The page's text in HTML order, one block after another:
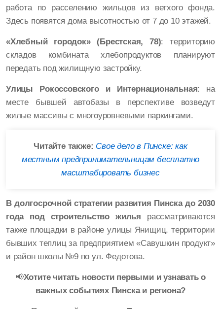
работа по расселению жильцов из ветхого фонда.
Здесь появятся дома высотностью от 7 до 10 этажей.
«Хлебный городок» (Брестская, 78): территорию
складов комбината хлебопродуктов планируют
передать под жилищную застройку.
Улицы Рокоссовского и Интернациональная: на
месте бывшей автобазы в перспективе возведут
жилые массивы с многоуровневыми паркингами.
Читайте также: Свое дело в Пинске: как
местным предпринимательницам бесплатно
масштабировать бизнес
В долгосрочной стратегии развития Пинска до 2030
года под строительство жилья рассматриваются
также площадки в районе улицы Янищиц, территории
бывших теплиц за предприятием «Савушкин продукт»
и район школы №9 по ул. Федотова.
📢Хотите читать новости первыми и узнавать о
важных событиях Пинска и региона?